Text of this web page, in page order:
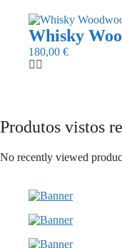
Whisky
180,00 €
Produtos vistos
No recently viewed